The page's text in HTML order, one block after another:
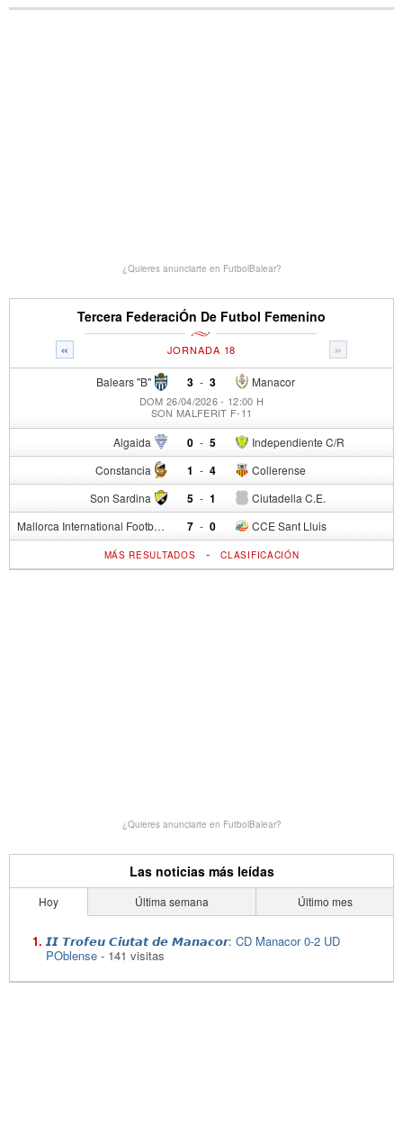
¿Quieres anunciarte en FutbolBalear?
Tercera FederaciÓn De Futbol Femenino
« »
JORNADA 18
Balears "B" 3 - Manacor
3
DOM 26/04/2026 - 12:00 H
SON MALFERIT F-11
Algaida 0 - Independiente C/R
5
Constancia 1 - Collerense
4
Son Sardina 5 - Ciutadella C.E.
1
Mallorca International Football Club del S.p. 7 - CCE Sant Lluis
0
MÁS RESULTADOS -CLASIFICACIÓN
¿Quieres anunciarte en FutbolBalear?
Las noticias más leídas
Hoy Última semana Último mes
𝙄𝙄 𝙏𝙧𝙤𝙛𝙚𝙪 𝘾𝙞𝙪𝙩𝙖𝙩 𝙙𝙚 𝙈𝙖𝙣𝙖𝙘𝙤𝙧: CD Manacor 0-2 UD
POblense - 141 visitas